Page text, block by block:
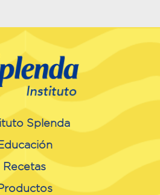
Splenda
Recetas